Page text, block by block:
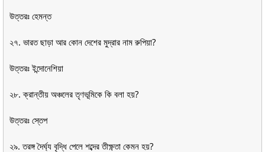
উত্তরঃ হেমন্ত
২৭. ভারত ছাড়া আর কোন দেশের মুদ্রার নাম রুপিয়া?
উত্তরঃ ইন্দোনেশিয়া
২৮. ক্রান্তীয় অঞ্চলের তৃণভূমিকে কি বলা হয়?
উত্তরঃ স্তেপ
২৯. তরঙ্গ দৈর্ঘ্য বৃদ্ধি পেলে শব্দের তীক্ষ্ণতা কেমন হয়?